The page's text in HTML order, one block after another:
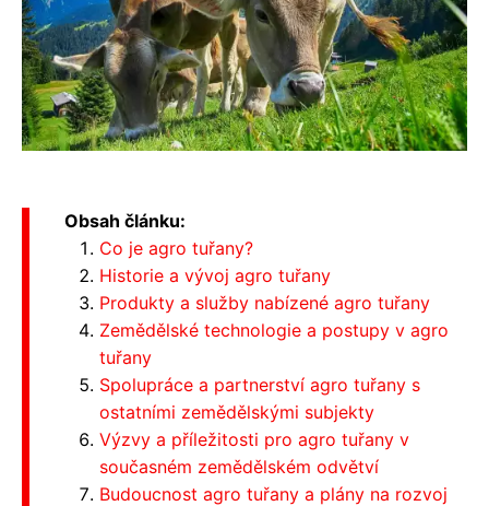
Obsah článku:
Co je agro tuřany?
Historie a vývoj agro tuřany
Produkty a služby nabízené agro tuřany
Zemědělské technologie a postupy v agro
tuřany
Spolupráce a partnerství agro tuřany s
ostatními zemědělskými subjekty
Výzvy a příležitosti pro agro tuřany v
současném zemědělském odvětví
Budoucnost agro tuřany a plány na rozvoj